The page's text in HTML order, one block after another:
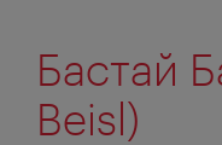
Бастай
Beisl)